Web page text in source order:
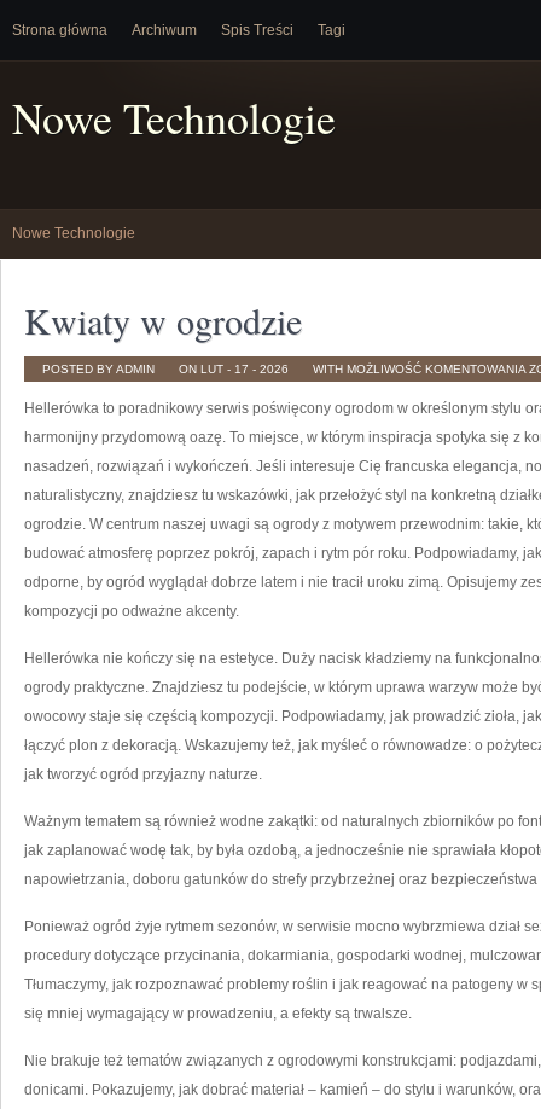
Strona główna Archiwum Spis Treści Tagi
Nowe Technologie
Nowe Technologie
Kwiaty w ogrodzie
POSTED BY ADMIN ON LUT - 17 - 2026 WITH MOŻLIWOŚĆ KOMENTOWANIA
W
Hellerówka to poradnikowy serwis poświęcony ogrodom w określonym stylu
harmonijny przydomową oazę. To miejsce, w którym inspiracja spotyka się z
nasadzeń, rozwiązań i wykończeń. Jeśli interesuje Cię francuska elegancja,
naturalistyczny, znajdziesz tu wskazówki, jak przełożyć styl na konkretną
ogrodzie. W centrum naszej uwagi są ogrody z motywem przewodnim: takie,
budować atmosferę poprzez pokrój, zapach i rytm pór roku. Podpowiadamy,
odporne, by ogród wyglądał dobrze latem i nie tracił uroku zimą. Opisujemy
kompozycji po odważne akcenty.
Hellerówka nie kończy się na estetyce. Duży nacisk kładziemy na
ogrody praktyczne. Znajdziesz tu podejście, w którym uprawa warzyw może
owocowy staje się częścią kompozycji. Podpowiadamy, jak prowadzić zioła,
łączyć plon z dekoracją. Wskazujemy też, jak myśleć o równowadze: o
jak tworzyć ogród przyjazny naturze.
Ważnym tematem są również wodne zakątki: od naturalnych zbiorników po
jak zaplanować wodę tak, by była ozdobą, a jednocześnie nie sprawiała
napowietrzania, doboru gatunków do strefy przybrzeżnej oraz
Ponieważ ogród żyje rytmem sezonów, w serwisie mocno wybrzmiewa dział
procedury dotyczące przycinania, dokarmiania, gospodarki wodnej,
Tłumaczymy, jak rozpoznawać problemy roślin i jak reagować na patogeny w
się mniej wymagający w prowadzeniu, a efekty są trwalsze.
Nie brakuje też tematów związanych z ogrodowymi konstrukcjami:
donicami. Pokazujemy, jak dobrać materiał – kamień – do stylu i warunków,